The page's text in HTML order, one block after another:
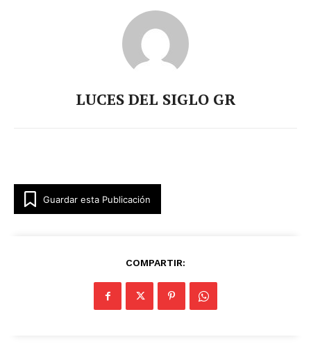
LUCES DEL SIGLO GR
Guardar esta Publicación
COMPARTIR: